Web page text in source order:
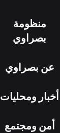
منظومة
بصراوي
عن بصراوي
أخبار ومحليات
أمن ومجتمع